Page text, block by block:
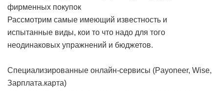
фирменных покупок
Рассмотрим самые имеющий известность и
испытанные виды, кои то что надо для того
неодинаковых упражнений и бюджетов.
Специализированные онлайн-сервисы (Payoneer, Wise,
Зарплата.карта)